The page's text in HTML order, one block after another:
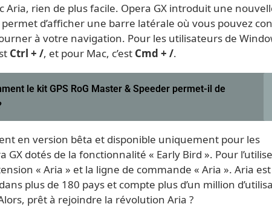
Aria, rien de plus facile. Opera GX introduit une
d’afficher une barre latérale où vous pouvez
à votre navigation. Pour les utilisateurs de
Ctrl + /, et pour Mac, c’est Cmd + /.
le kit GPS RoG Master & Speeder permet-il de
en version bêta et disponible uniquement pour les
GX dotés de la fonctionnalité « Early Bird ». Pour
« Aria » et la ligne de commande « Aria ». Aria est
plus de 180 pays et compte plus d’un million
prêt à rejoindre la révolution Aria ?